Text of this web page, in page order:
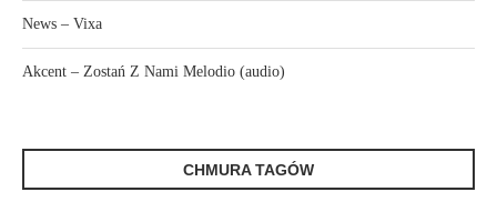
News – Vixa
Akcent – Zostań Z Nami Melodio (audio)
CHMURA TAGÓW